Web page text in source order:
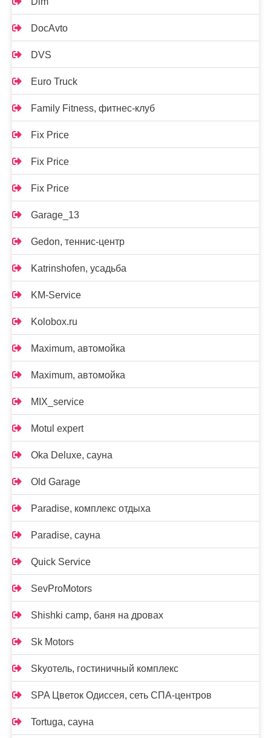
DocAvto
DVS
Euro Truck
Family Fitness, фитнес-клуб
Fix Price
Fix Price
Fix Price
Garage_13
Gedon, теннис-центр
Katrinshofen, усадьба
KM-Service
Kolobox.ru
Maximum, автомойка
Maximum, автомойка
MIX_service
Motul expert
Oka Deluxe, сауна
Old Garage
Paradise, комплекс отдыха
Paradise, сауна
Quick Service
SevProMotors
Shishki camp, баня на дровах
Sk Motors
Skyотель, гостиничный комплекс
SPA Цветок Одиссея, сеть СПА-центров
Tortuga, сауна